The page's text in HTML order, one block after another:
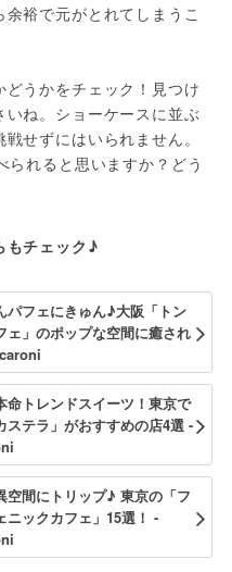
裕で元がとれてしまうこ
うかをチェック！見つけ
ね。ショーケースに並ぶ
せずにはいられません。
れると思いますか？どう
もチェック♪
パフェにきゅん♪大阪「トン
ェ」のポップな空間に癒され
命トレンドスイーツ！東京で
ステラ」がおすすめの店4選 -
空間にトリップ♪ 東京の「フ
ニックカフェ」15選！ -